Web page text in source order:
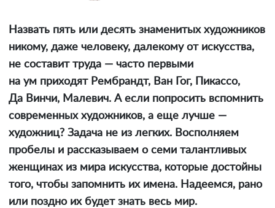
Назвать пять или десять знаменитых художников
никому, даже человеку, далекому от искусства,
не составит труда — часто первыми
на ум приходят Рембрандт, Ван Гог, Пикассо,
Да Винчи, Малевич. А если попросить вспомнить
современных художников, а еще лучше —
художниц? Задача не из легких. Восполняем
пробелы и рассказываем о семи талантливых
женщинах из мира искусства, которые достойны
того, чтобы запомнить их имена. Надеемся, рано
или поздно их будет знать весь мир.